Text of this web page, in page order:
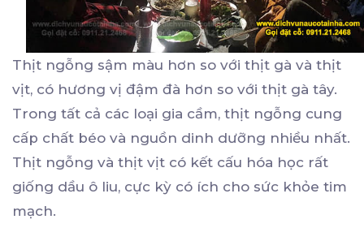
Thịt ngỗng sậm màu hơn so với thịt gà và thịt
vịt, có hương vị đậm đà hơn so với thịt gà tây.
Trong tất cả các loại gia cầm, thịt ngỗng cung
cấp chất béo và nguồn dinh dưỡng nhiều nhất.
Thịt ngỗng và thịt vịt có kết cấu hóa học rất
giống dầu ô liu, cực kỳ có ích cho sức khỏe tim
mạch.